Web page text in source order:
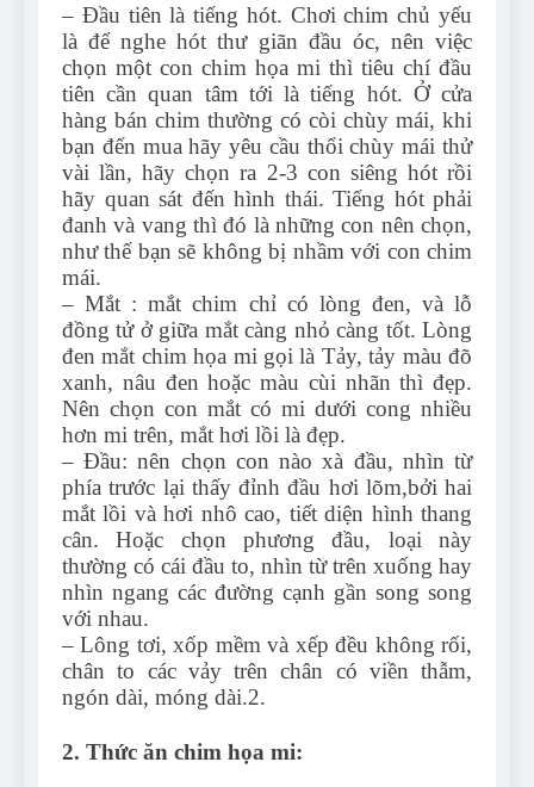
– Đầu tiên là tiếng hót. Chơi chim chủ yếu
là để nghe hót thư giãn đầu óc, nên việc
chọn một con chim họa mi thì tiêu chí đầu
tiên cần quan tâm tới là tiếng hót. Ở cửa
hàng bán chim thường có còi chùy mái, khi
bạn đến mua hãy yêu cầu thổi chùy mái thử
vài lần, hãy chọn ra 2-3 con siêng hót rồi
hãy quan sát đến hình thái. Tiếng hót phải
đanh và vang thì đó là những con nên chọn,
như thế bạn sẽ không bị nhầm với con chim
mái.
– Mắt : mắt chim chỉ có lòng đen, và lỗ
đồng tử ở giữa mắt càng nhỏ càng tốt. Lòng
đen mắt chim họa mi gọi là Tảy, tảy màu đõ
xanh, nâu đen hoặc màu cùi nhãn thì đẹp.
Nên chọn con mắt có mi dưới cong nhiều
hơn mi trên, mắt hơi lồi là đẹp.
– Đầu: nên chọn con nào xà đầu, nhìn từ
phía trước lại thấy đỉnh đầu hơi lõm,bởi hai
mắt lồi và hơi nhô cao, tiết diện hình thang
cân. Hoặc chọn phương đầu, loại này
thường có cái đầu to, nhìn từ trên xuống hay
nhìn ngang các đường cạnh gần song song
với nhau.
– Lông tơi, xốp mềm và xếp đều không rối,
chân to các vảy trên chân có viền thẫm,
ngón dài, móng dài.2.
2. Thức ăn chim họa mi: